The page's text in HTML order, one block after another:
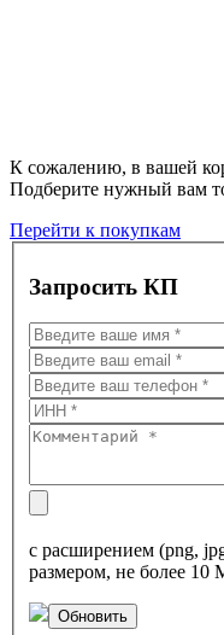
К сожалению, в вашей
Подберите нужный вам
Перейти к покупкам
Запросить КП
с расширением (png,
размером, не более 10
Обновить